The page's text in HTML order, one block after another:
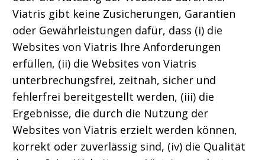
Viatris gibt keine Zusicherungen, Garantien
oder Gewährleistungen dafür, dass (i) die
Websites von Viatris Ihre Anforderungen
erfüllen, (ii) die Websites von Viatris
unterbrechungsfrei, zeitnah, sicher und
fehlerfrei bereitgestellt werden, (iii) die
Ergebnisse, die durch die Nutzung der
Websites von Viatris erzielt werden können,
korrekt oder zuverlässig sind, (iv) die Qualität